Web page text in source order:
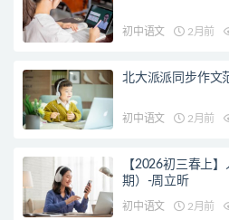
初中语文 2月前
北大派派同步作文
初中语文 2月前
【2026初三春上
期）-周立昕
初中语文 2月前